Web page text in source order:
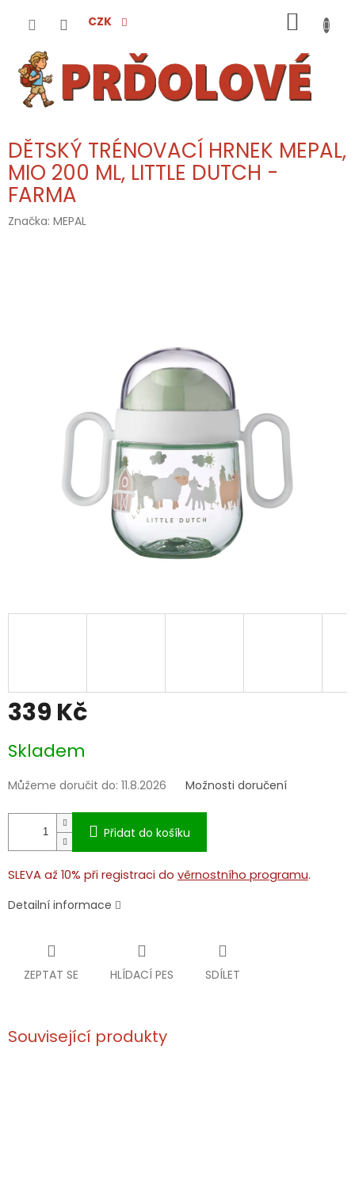
CZK
KOŠÍK
DĚTSKÝ TRÉNOVACÍ HRNEK MEPAL,
MIO 200 ML, LITTLE DUTCH -
FARMA
Značka: MEPAL
339 Kč
cena:
Skladem
Můžeme doručit do: 11.8.2026 Možnosti doručení
Přidat do košíku
SLEVA až 10% při registraci do věrnostního programu.
Detailní informace
ZEPTAT SE HLÍDACÍ PES SDÍLET
Související produkty